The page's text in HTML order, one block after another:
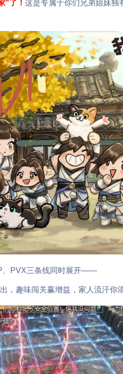
"了！ 这是专属于你们兄弟姐妹独
、PVX三条线同时展开——
趣味闯关赢增益，家人流汗你